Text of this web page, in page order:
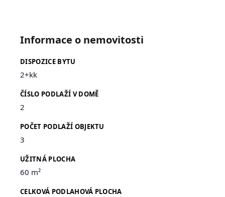
úklidového servisu
Informace o nemovitosti
DISPOZICE BYTU
2+kk
ČÍSLO PODLAŽÍ V DOMĚ
2
POČET PODLAŽÍ OBJEKTU
3
UŽITNÁ PLOCHA
60 m²
CELKOVÁ PODLAHOVÁ PLOCHA